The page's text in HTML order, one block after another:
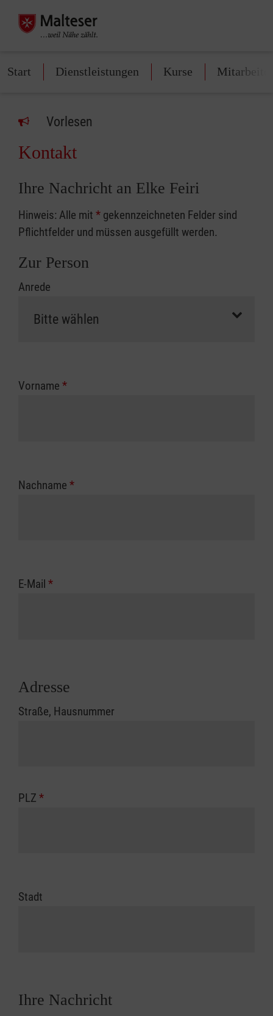
Start Dienstleistungen Kurse
Vorlesen
Kontakt
Ihre Nachricht an Elke Feiri
Hinweis: Alle mit * gekennzeichneten Felder sind
Pflichtfelder und müssen ausgefüllt werden.
Zur Person
Anrede
Vorname *
Nachname *
E-Mail *
Adresse
Straße, Hausnummer
PLZ *
Stadt
Ihre Nachricht